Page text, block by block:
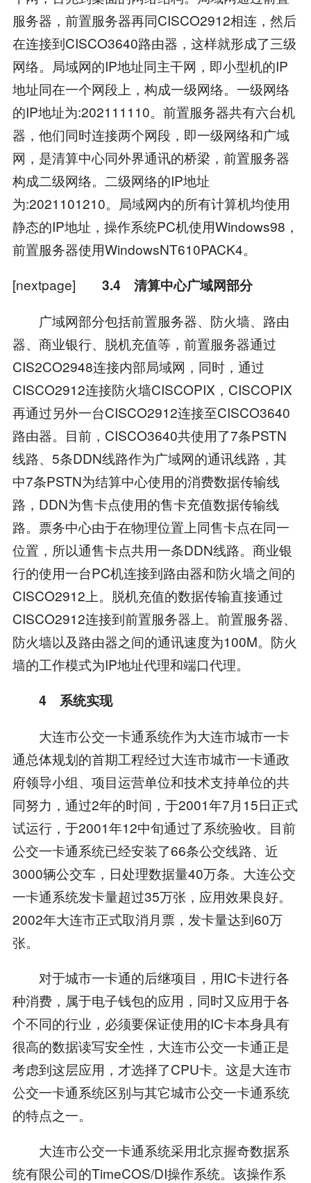
服务器，前置服务器再同CISCO2912相连，然后
在连接到CISCO3640路由器，这样就形成了三级
网络。局域网的IP地址同主干网，即小型机的IP
地址同在一个网段上，构成一级网络。一级网络
的IP地址为:202111110。前置服务器共有六台机
器，他们同时连接两个网段，即一级网络和广域
网，是清算中心同外界通讯的桥梁，前置服务器
构成二级网络。二级网络的IP地址
为:2021101210。局域网内的所有计算机均使用
静态的IP地址，操作系统PC机使用Windows98，
前置服务器使用WindowsNT610PACK4。
[nextpage] 3.4 清算中心广域网部分
广域网部分包括前置服务器、防火墙、路由
器、商业银行、脱机充值等，前置服务器通过
CIS2CO2948连接内部局域网，同时，通过
CISCO2912连接防火墙CISCOPIX，CISCOPIX
再通过另外一台CISCO2912连接至CISCO3640
路由器。目前，CISCO3640共使用了7条PSTN
线路、5条DDN线路作为广域网的通讯线路，其
中7条PSTN为结算中心使用的消费数据传输线
路，DDN为售卡点使用的售卡充值数据传输线
路。票务中心由于在物理位置上同售卡点在同一
位置，所以通售卡点共用一条DDN线路。商业银
行的使用一台PC机连接到路由器和防火墙之间的
CISCO2912上。脱机充值的数据传输直接通过
CISCO2912连接到前置服务器上。前置服务器、
防火墙以及路由器之间的通讯速度为100M。防火
墙的工作模式为IP地址代理和端口代理。
4 系统实现
大连市公交一卡通系统作为大连市城市一卡
通总体规划的首期工程经过大连市城市一卡通政
府领导小组、项目运营单位和技术支持单位的共
同努力，通过2年的时间，于2001年7月15日正式
试运行，于2001年12中旬通过了系统验收。目前
公交一卡通系统已经安装了66条公交线路、近
3000辆公交车，日处理数据量40万条。大连公交
一卡通系统发卡量超过35万张，应用效果良好。
2002年大连市正式取消月票，发卡量达到60万
张。
对于城市一卡通的后继项目，用IC卡进行各
种消费，属于电子钱包的应用，同时又应用于各
个不同的行业，必须要保证使用的IC卡本身具有
很高的数据读写安全性，大连市公交一卡通正是
考虑到这层应用，才选择了CPU卡。这是大连市
公交一卡通系统区别与其它城市公交一卡通系统
的特点之一。
大连市公交一卡通系统采用北京握奇数据系
统有限公司的TimeCOS/DI操作系统。该操作系